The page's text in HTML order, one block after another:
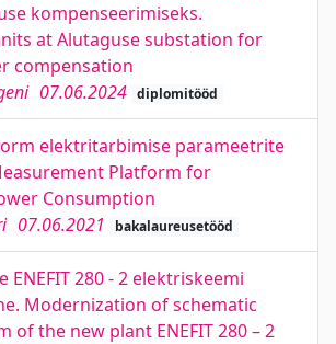
kompenseerimiseks.
at Alutaguse substation for
compensation
07.06.2024 diplomitööd
elektritarbimise parameetrite
Platform for
Consumption
07.06.2021 bakalaureusetööd
ENEFIT 280 - 2 elektriskeemi
Modernization of schematic
of the new plant ENEFIT 280 – 2